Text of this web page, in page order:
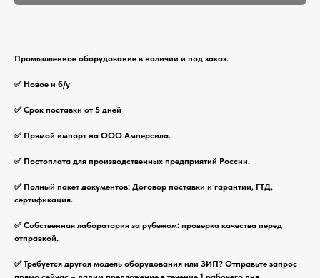
Промышленное оборудование в наличии и под заказ.
✅ Новое и б/у
✅ Срок поставки от 5 дней
✅ Прямой импорт на ООО Амперсила.
✅ Постоплата для производственных предприятий России.
✅ Полный пакет документов: Договор поставки и гарантии, ГТД,
сертификация.
✅ Собственная лаборатория за рубежом: проверка качества перед
отправкой.
✅ Требуется другая модель оборудования или ЗИП? Отправьте запрос